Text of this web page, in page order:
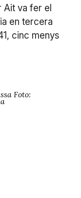
Ait va fer el
en tercera
cinc menys
Foto: